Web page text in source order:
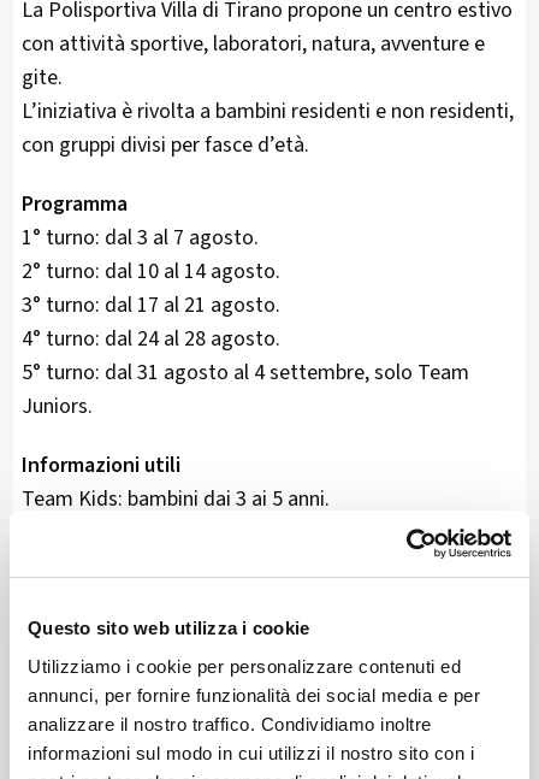
Questo sito web utilizza i cookie
Utilizziamo i cookie per personalizzare contenuti ed
annunci, per fornire funzionalità dei social media e per
analizzare il nostro traffico. Condividiamo inoltre
informazioni sul modo in cui utilizzi il nostro sito con i
La Polisportiva Villa di Tirano propone un centro estivo
con attività sportive, laboratori, natura, avventure e
gite.
L’iniziativa è rivolta a bambini residenti e non residenti,
con gruppi divisi per fasce d’età.
Programma
1° turno: dal 3 al 7 agosto.
2° turno: dal 10 al 14 agosto.
3° turno: dal 17 al 21 agosto.
4° turno: dal 24 al 28 agosto.
5° turno: dal 31 agosto al 4 settembre, solo Team
Juniors.
Informazioni utili
Team Kids: bambini dai 3 ai 5 anni.
Possibilità per ragazzi dagli 11 ai 14 anni di partecipare
Prenotazioni entro sabato 19 giugno 2026. Info:
summerhappyplanet@gmail.com – Francesca 347
8549347.